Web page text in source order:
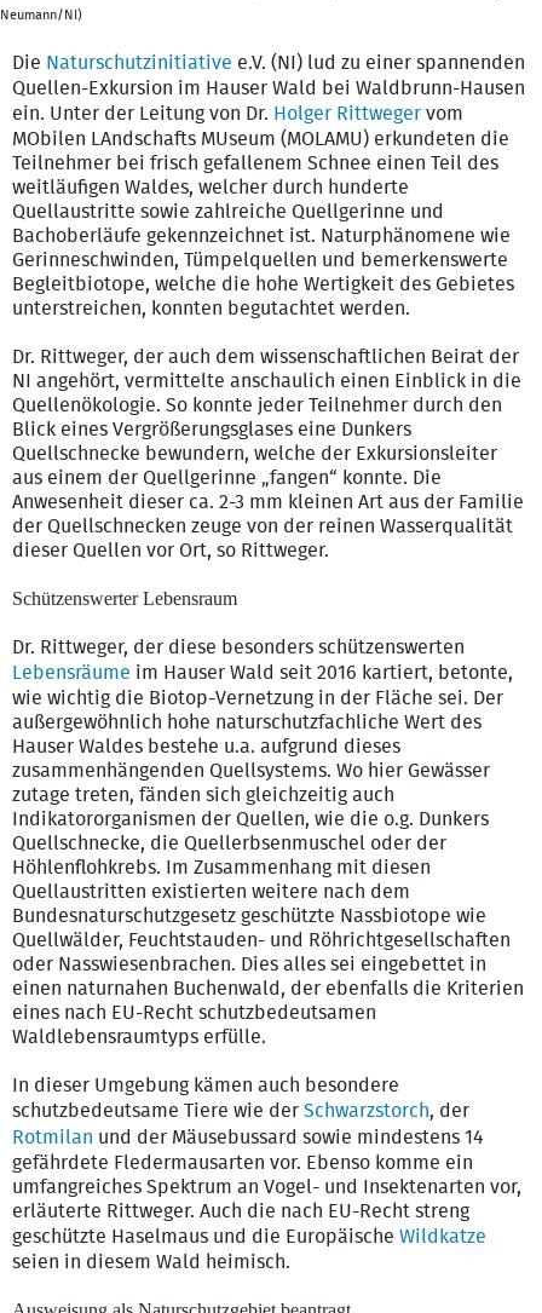
Neumann/NI)
Die Naturschutzinitiative e.V. (NI) lud zu einer spannenden
Quellen-Exkursion im Hauser Wald bei Waldbrunn-Hausen
ein. Unter der Leitung von Dr. Holger Rittweger vom
MObilen LAndschafts MUseum (MOLAMU) erkundeten die
Teilnehmer bei frisch gefallenem Schnee einen Teil des
weitläufigen Waldes, welcher durch hunderte
Quellaustritte sowie zahlreiche Quellgerinne und
Bachoberläufe gekennzeichnet ist. Naturphänomene wie
Gerinneschwinden, Tümpelquellen und bemerkenswerte
Begleitbiotope, welche die hohe Wertigkeit des Gebietes
unterstreichen, konnten begutachtet werden.
Dr. Rittweger, der auch dem wissenschaftlichen Beirat der
NI angehört, vermittelte anschaulich einen Einblick in die
Quellenökologie. So konnte jeder Teilnehmer durch den
Blick eines Vergrößerungsglases eine Dunkers
Quellschnecke bewundern, welche der Exkursionsleiter
aus einem der Quellgerinne „fangen“ konnte. Die
Anwesenheit dieser ca. 2-3 mm kleinen Art aus der Familie
der Quellschnecken zeuge von der reinen Wasserqualität
dieser Quellen vor Ort, so Rittweger.
Schützenswerter Lebensraum
Dr. Rittweger, der diese besonders schützenswerten
Lebensräume im Hauser Wald seit 2016 kartiert, betonte,
wie wichtig die Biotop-Vernetzung in der Fläche sei. Der
außergewöhnlich hohe naturschutzfachliche Wert des
Hauser Waldes bestehe u.a. aufgrund dieses
zusammenhängenden Quellsystems. Wo hier Gewässer
zutage treten, fänden sich gleichzeitig auch
Indikatororganismen der Quellen, wie die o.g. Dunkers
Quellschnecke, die Quellerbsenmuschel oder der
Höhlenflohkrebs. Im Zusammenhang mit diesen
Quellaustritten existierten weitere nach dem
Bundesnaturschutzgesetz geschützte Nassbiotope wie
Quellwälder, Feuchtstauden- und Röhrichtgesellschaften
oder Nasswiesenbrachen. Dies alles sei eingebettet in
einen naturnahen Buchenwald, der ebenfalls die Kriterien
eines nach EU-Recht schutzbedeutsamen
Waldlebensraumtyps erfülle.
In dieser Umgebung kämen auch besondere
schutzbedeutsame Tiere wie der Schwarzstorch, der
Rotmilan und der Mäusebussard sowie mindestens 14
gefährdete Fledermausarten vor. Ebenso komme ein
umfangreiches Spektrum an Vogel- und Insektenarten vor,
erläuterte Rittweger. Auch die nach EU-Recht streng
geschützte Haselmaus und die Europäische Wildkatze
seien in diesem Wald heimisch.